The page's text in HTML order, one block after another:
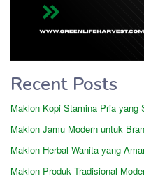
Recent Posts
Maklon Kopi Stamina Pria yang
Maklon Jamu Modern untuk
Maklon Herbal Wanita yang
Maklon Produk Tradisional